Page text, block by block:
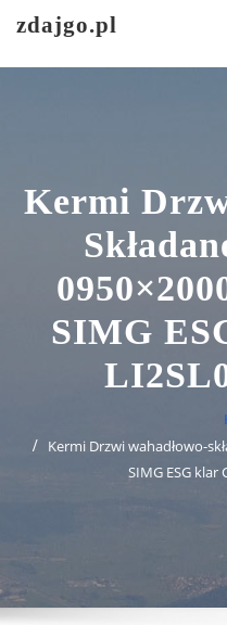
zdajgo.pl
Kermi
SIMG
Kermi Drzwi wahadłowo-
SIMG ESG klar